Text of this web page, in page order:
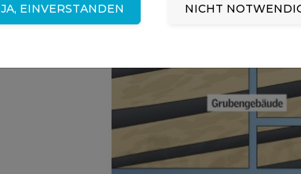
JA, EINVERSTANDEN NICHT